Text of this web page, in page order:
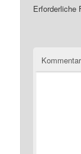
Kommentar